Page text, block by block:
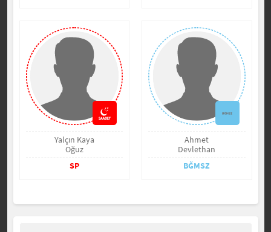
Yalçın Kaya
Oğuz
SP
Ahmet
Devlethan
BĞMSZ